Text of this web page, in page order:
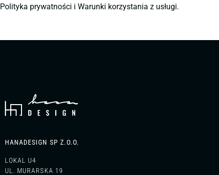
Polityka prywatności i Warunki korzystania z usługi.
HANADESIGN SP Z.O.O.
LOKAL U4
UL. MURARSKA 19